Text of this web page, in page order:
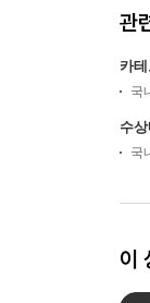
관
카
국
수
국
이